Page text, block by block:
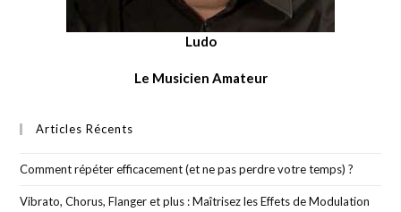
Ludo
Le Musicien Amateur
Articles Récents
Comment répéter efficacement (et ne pas perdre votre temps) ?
Vibrato, Chorus, Flanger et plus : Maîtrisez les Effets de Modulation